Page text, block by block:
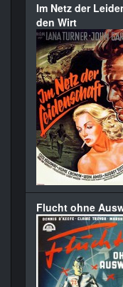
Im Netz der
den Wirt
Flucht ohne